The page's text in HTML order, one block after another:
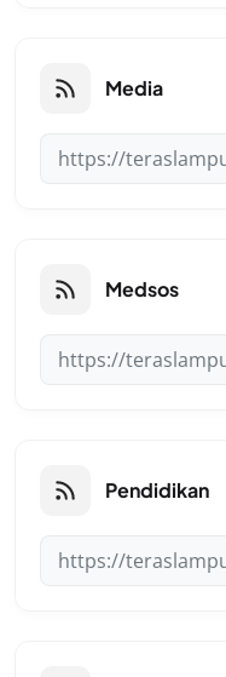
Media
Medsos
Pendidikan